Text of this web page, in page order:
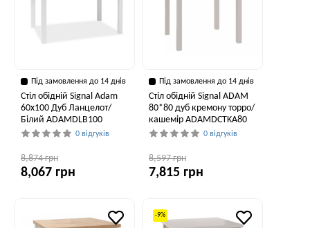
Під замовлення до 14 днів
Стіл обідній Signal Adam
60x100 Дуб Ланцелот/
Білий ADAMDLB100
0 відгуків
8,874 грн
8,067 грн
Під замовлення до 14 днів
Стіл обідній Signal ADAM
80*80 дуб кремону торро/
кашемір ADAMDCTKA80
0 відгуків
8,597 грн
7,815 грн
-9%